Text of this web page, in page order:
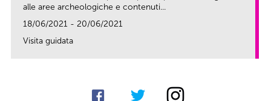
alle aree archeologiche e contenuti...
18/06/2021 - 20/06/2021
Visita guidata